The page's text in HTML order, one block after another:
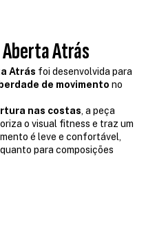
Atrás
Atrás foi desenvolvida para
de movimento no
nas costas, a peça
o visual fitness e traz um
é leve e confortável,
para composições